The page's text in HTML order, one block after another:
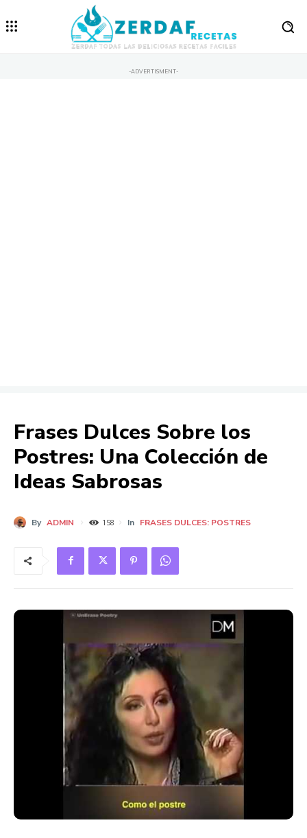
-ADVERTISMENT-
Frases Dulces Sobre los
Postres: Una Colección de
Ideas Sabrosas
By ADMIN 158 In FRASES DULCES: POSTRES